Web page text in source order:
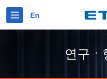
En
연구ㆍ